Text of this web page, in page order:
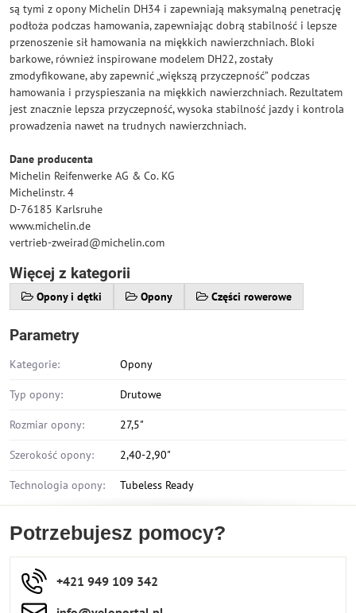
są tymi z opony Michelin DH34 i zapewniają maksymalną penetrację
podłoża podczas hamowania, zapewniając dobrą stabilność i lepsze
przenoszenie sił hamowania na miękkich nawierzchniach. Bloki
barkowe, również inspirowane modelem DH22, zostały
zmodyfikowane, aby zapewnić „większą przyczepność” podczas
hamowania i przyspieszania na miękkich nawierzchniach. Rezultatem
jest znacznie lepsza przyczepność, wysoka stabilność jazdy i kontrola
prowadzenia nawet na trudnych nawierzchniach.
Dane producenta
Michelin Reifenwerke AG & Co. KG
Michelinstr. 4
D-76185 Karlsruhe
www.michelin.de
vertrieb-zweirad@michelin.com
Więcej z kategorii
Opony i dętki Opony Części rowerowe
Parametry
Kategorie: Opony
Typ opony: Drutowe
Rozmiar opony: 27,5"
Szerokość opony: 2,40-2,90"
Technologia opony: Tubeless Ready
Potrzebujesz pomocy?
+421 949 109 342